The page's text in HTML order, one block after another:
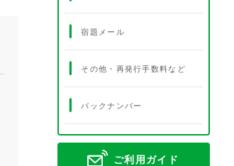
宿題メール
その他・再発行手数料など
バックナンバー
ご利用ガイド